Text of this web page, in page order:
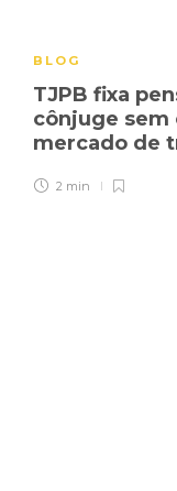
BLOG
TJPB fixa
cônjuge sem
mercado de
2 min